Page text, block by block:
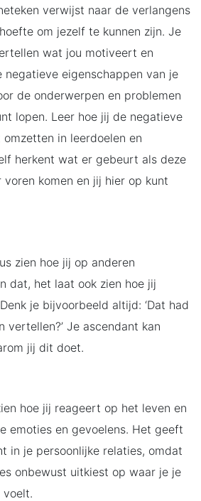
verwijst naar de verlangens
om jezelf te kunnen zijn. Je
wat jou motiveert en
negatieve eigenschappen van je
de onderwerpen en problemen
lopen. Leer hoe jij de negatieve
in leerdoelen en
herkent wat er gebeurt als deze
voren komen en jij hier op kunt
zien hoe jij op anderen
dat, het laat ook zien hoe jij
je bijvoorbeeld altijd: ‘Dat had
vertellen?’ Je ascendant kan
jij dit doet.
hoe jij reageert op het leven en
emoties en gevoelens. Het geeft
in je persoonlijke relaties, omdat
onbewust uitkiest op waar je je
voelt.